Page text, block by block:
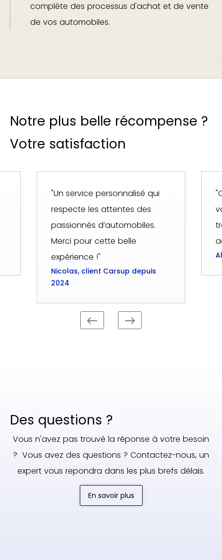
complète des processus d'achat et de vente
de vos automobiles.
Notre plus belle récompense ?
Votre satisfaction
"Un service personnalisé qui
respecte les attentes des
passionnés d’automobiles.
Merci pour cette belle
expérience !"
Nicolas, client Carsup depuis
2024
Des questions ?
Vous n'avez pas trouvé la réponse à votre besoin
? Vous avez des questions ? Contactez-nous, un
expert vous repondra dans les plus brefs délais.
En savoir plus